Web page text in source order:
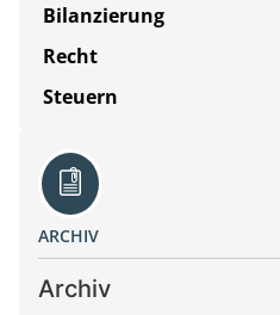
Bilanzierung
Recht
Steuern
ARCHIV
Archiv